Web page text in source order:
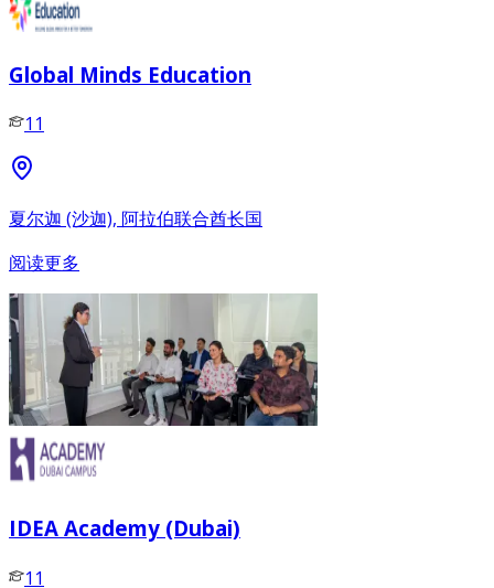
Global Minds Education
11
夏尔迦 (沙迦), 阿拉伯联合酋长国
阅读更多
IDEA Academy (Dubai)
11